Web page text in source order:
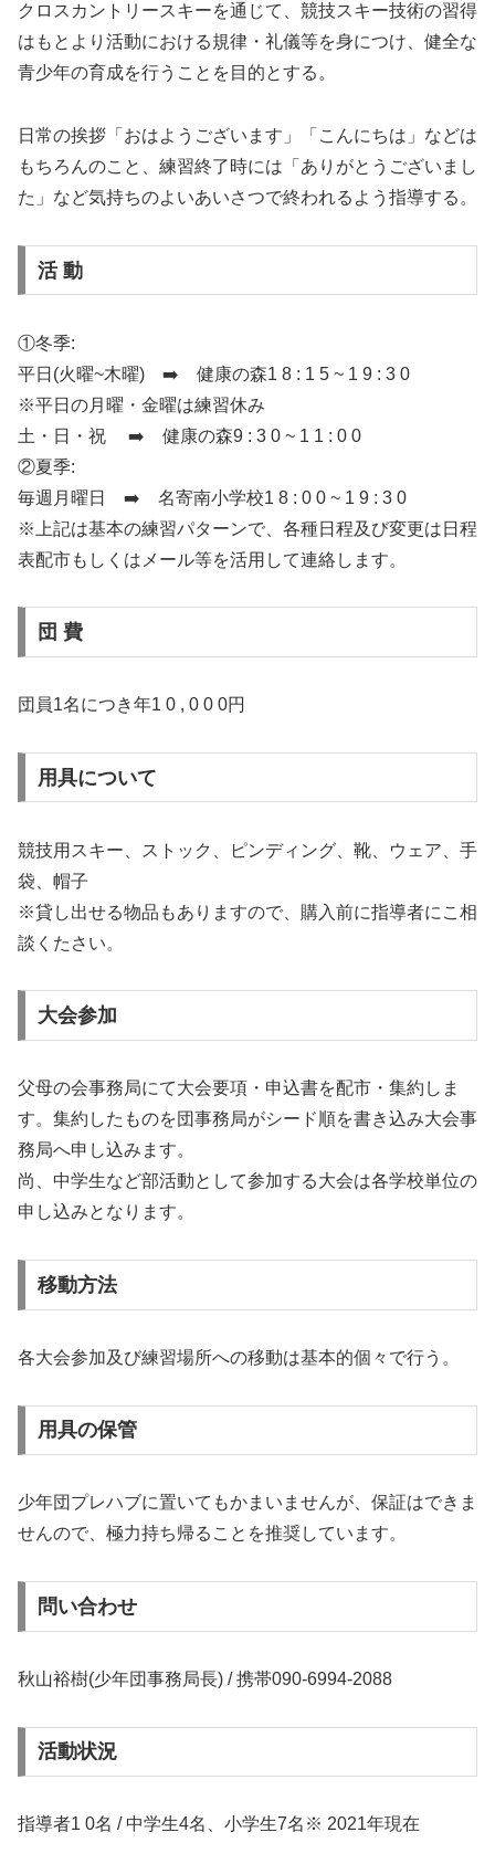
クロスカントリースキーを通じて、競技スキー技術の習得
はもとより活動における規律・礼儀等を身につけ、健全な
青少年の育成を行うことを目的とする。
日常の挨拶「おはようございます」「こんにちは」などは
もちろんのこと、練習終了時には「ありがとうございまし
た」など気持ちのよいあいさつで終われるよう指導する。
活 動
①冬季:
平日(火曜~木曜) ➡️ 健康の森1 8 : 1 5 ~ 1 9 : 3 0
※平日の月曜・金曜は練習休み
土・日・祝 ➡️ 健康の森9 : 3 0 ~ 1 1 : 0 0
②夏季:
毎週月曜日 ➡️ 名寄南小学校1 8 : 0 0 ~ 1 9 : 3 0
※上記は基本の練習パターンで、各種日程及び変更は日程
表配市もしくはメール等を活用して連絡します。
団 費
団員1名につき年1 0 , 0 0 0円
用具について
競技用スキー、ストック、ピンディング、靴、ウェア、手
袋、帽子
※貸し出せる物品もありますので、購入前に指導者にこ相
談くたさい。
大会参加
父母の会事務局にて大会要項・申込書を配市・集約しま
す。集約したものを団事務局がシード順を書き込み大会事
務局へ申し込みます。
尚、中学生など部活動として参加する大会は各学校単位の
申し込みとなります。
移動方法
各大会参加及び練習場所への移動は基本的個々で行う。
用具の保管
少年団プレハブに置いてもかまいませんが、保証はできま
せんので、極力持ち帰ることを推奨しています。
問い合わせ
秋山裕樹(少年団事務局長) / 携帯090-6994-2088
活動状況
指導者1 0名 / 中学生4名、小学生7名※ 2021年現在